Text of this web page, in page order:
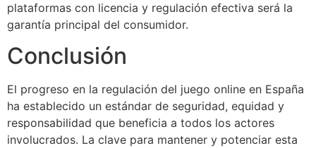
plataformas con licencia y regulación efectiva será la
garantía principal del consumidor.
Conclusión
El progreso en la regulación del juego online en España
ha establecido un estándar de seguridad, equidad y
responsabilidad que beneficia a todos los actores
involucrados. La clave para mantener y potenciar esta